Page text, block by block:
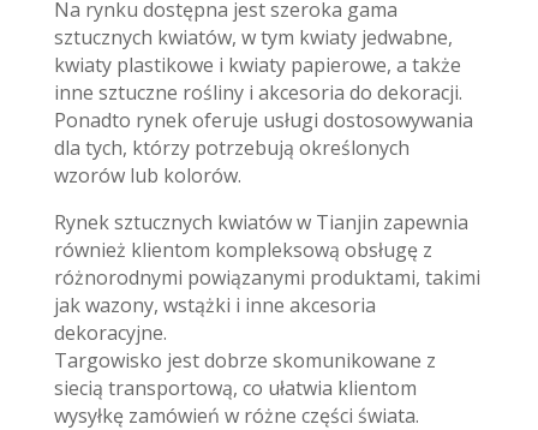
Na rynku dostępna jest szeroka gama
sztucznych kwiatów, w tym kwiaty jedwabne,
kwiaty plastikowe i kwiaty papierowe, a także
inne sztuczne rośliny i akcesoria do dekoracji.
Ponadto rynek oferuje usługi dostosowywania
dla tych, którzy potrzebują określonych
wzorów lub kolorów.
Rynek sztucznych kwiatów w Tianjin zapewnia
również klientom kompleksową obsługę z
różnorodnymi powiązanymi produktami, takimi
jak wazony, wstążki i inne akcesoria
dekoracyjne.
Targowisko jest dobrze skomunikowane z
siecią transportową, co ułatwia klientom
wysyłkę zamówień w różne części świata.